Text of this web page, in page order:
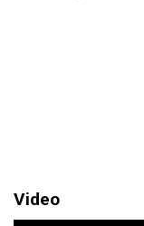
Video